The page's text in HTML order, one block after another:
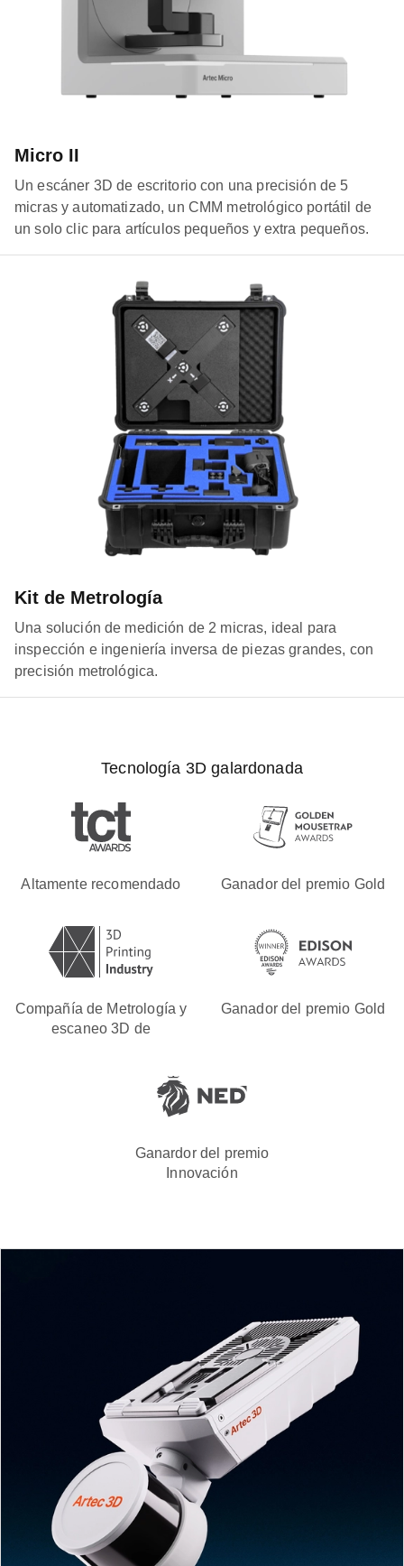
Micro II
Un escáner 3D de escritorio con una precisión de 5
micras y automatizado, un CMM metrológico portátil de
un solo clic para artículos pequeños y extra pequeños.
Kit de Metrología
Una solución de medición de 2 micras, ideal para
inspección e ingeniería inversa de piezas grandes, con
precisión metrológica.
Tecnología 3D galardonada
Altamente recomendado Ganador del premio Gold
Compañía de Metrología y
escaneo 3D de
Ganador del premio Gold
Ganardor del premio
Innovación